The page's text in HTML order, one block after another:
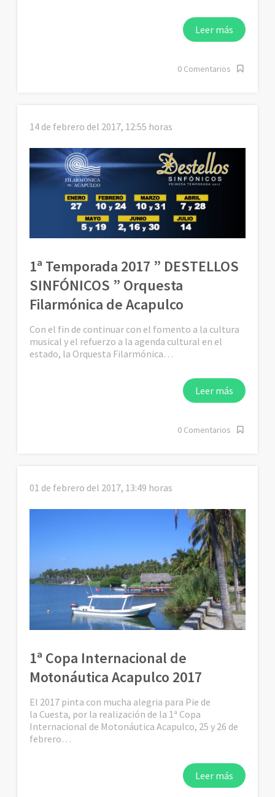
Leer más
0 Comentarios
14 de febrero del 2017, 12:55 horas
1ª Temporada 2017 ” DESTELLOS
SINFÓNICOS ” Orquesta
Filarmónica de Acapulco
Con el fin de continuar con el fomento a la cultura
musical y el refuerzo a la agenda cultural en el
estado, la Orquesta Filarmónica…
Leer más
0 Comentarios
01 de febrero del 2017, 13:49 horas
‪1ª Copa Internacional de
Motonáutica Acapulco 2017
El 2017 pinta con mucha alegria para Pie de
la Cuesta, por la realización de la ‪1ª Copa
Internacional de Motonáutica Acapulco, 25 y 26 de
febrero…
Leer más